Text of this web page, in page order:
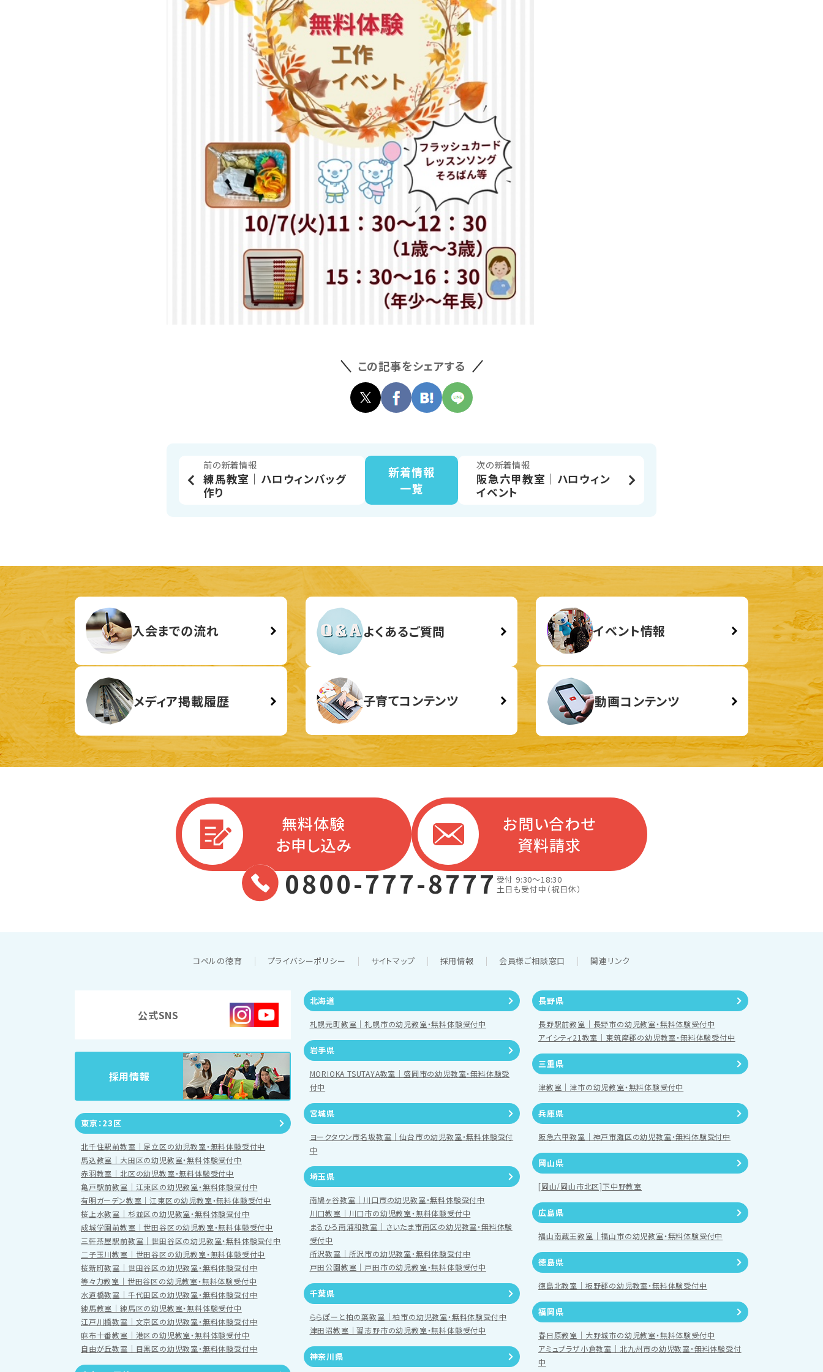
この記事をシェアする
前の新着情報
練馬教室│ハロウィンバッグ
作り
新着情報
一覧
次の新着情報
阪急六甲教室│ハロウィン
イベント
入会までの流れ よくあるご質問 イベント情報
メディア掲載履歴 子育てコンテンツ 動画コンテンツ
無料体験
お申し込み
お問い合わせ
資料請求
0800-777-8777受付 9:30～18:30
土日も受付中（祝日休）
コペルの徳育 プライバシーポリシー サイトマップ 採用情報 会員様ご相談窓口 関連リンク
公式SNS
採用情報
東京：23区
北千住駅前教室｜足立区の幼児教室・無料体験受付中
馬込教室｜大田区の幼児教室・無料体験受付中
赤羽教室｜北区の幼児教室・無料体験受付中
亀戸駅前教室｜江東区の幼児教室・無料体験受付中
有明ガーデン教室｜江東区の幼児教室・無料体験受付中
桜上水教室｜杉並区の幼児教室・無料体験受付中
成城学園前教室｜世田谷区の幼児教室・無料体験受付中
三軒茶屋駅前教室｜世田谷区の幼児教室・無料体験受付中
二子玉川教室｜世田谷区の幼児教室・無料体験受付中
桜新町教室｜世田谷区の幼児教室・無料体験受付中
等々力教室｜世田谷区の幼児教室・無料体験受付中
水道橋教室｜千代田区の幼児教室・無料体験受付中
練馬教室｜練馬区の幼児教室・無料体験受付中
江戸川橋教室｜文京区の幼児教室・無料体験受付中
麻布十番教室｜港区の幼児教室・無料体験受付中
自由が丘教室｜目黒区の幼児教室・無料体験受付中
北海道
札幌元町教室｜札幌市の幼児教室・無料体験受付中
岩手県
MORIOKA TSUTAYA教室｜盛岡市の幼児教室・無料体験受
付中
宮城県
ヨークタウン市名坂教室｜仙台市の幼児教室・無料体験受付
中
埼玉県
南鳩ヶ谷教室｜川口市の幼児教室・無料体験受付中
川口教室｜川口市の幼児教室・無料体験受付中
まるひろ南浦和教室｜さいたま市南区の幼児教室・無料体験
受付中
所沢教室｜所沢市の幼児教室・無料体験受付中
戸田公園教室｜戸田市の幼児教室・無料体験受付中
千葉県
ららぽーと柏の葉教室｜柏市の幼児教室・無料体験受付中
津田沼教室｜習志野市の幼児教室・無料体験受付中
神奈川県
長野県
長野駅前教室｜長野市の幼児教室・無料体験受付中
アイシティ21教室｜東筑摩郡の幼児教室・無料体験受付中
三重県
津教室｜津市の幼児教室・無料体験受付中
兵庫県
阪急六甲教室｜神戸市灘区の幼児教室・無料体験受付中
岡山県
[岡山/岡山市北区]下中野教室
広島県
福山南蔵王教室｜福山市の幼児教室・無料体験受付中
徳島県
徳島北教室｜板野郡の幼児教室・無料体験受付中
福岡県
春日原教室｜大野城市の幼児教室・無料体験受付中
アミュプラザ小倉教室｜北九州市の幼児教室・無料体験受付
中